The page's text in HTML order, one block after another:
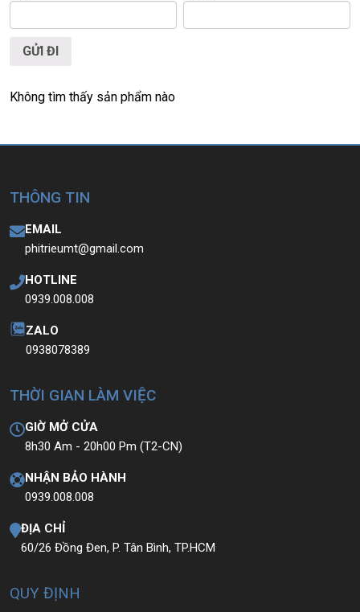
cam kết chính hãng 100%
Không tìm thấy sản phẩm nào
THÔNG TIN
EMAIL
phitrieumt@gmail.com
HOTLINE
0939.008.008
ZALO
0938078389
THỜI GIAN LÀM VIỆC
GIỜ MỞ CỬA
8h30 Am - 20h00 Pm (T2-CN)
NHẬN BẢO HÀNH
0939.008.008
ĐỊA CHỈ
60/26 Đồng Đen, P. Tân Bình, TP.HCM
QUY ĐỊNH